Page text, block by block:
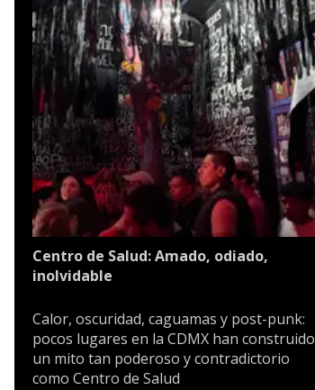
Centro de Salud: Amado, odiado,
inolvidable
Calor, oscuridad, caguamas y post-punk:
pocos lugares en la CDMX han construido
un mito tan poderoso y contradictorio
como Centro de Salud